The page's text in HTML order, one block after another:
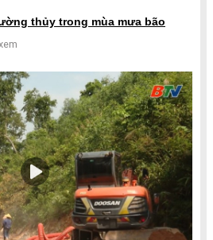
thủy trong mùa mưa bão